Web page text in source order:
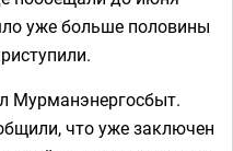
уже больше половины
Мурманэнергосбыт.
что уже заключен